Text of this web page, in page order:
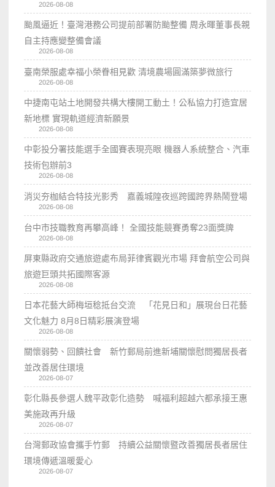
2026-08-08
颱風逼近！臺灣港務公司提前部署防颱整備 周永暉董事長親
自主持應變整備會議
2026-08-08
臺南榮服處幸福小榮眷相見歡 清境農場圓滿築夢微旅行
2026-08-08
中捷南屯站土地開發共構大樓開工動土！公私協力打造宜居
新地標 實現軌道經濟新願景
2026-08-08
中彰投分署技能選手全國賽表現亮眼 機器人系統整合、汽車
技術包辦前3
2026-08-08
消災夯枷結合特技光影秀 嘉義城隍夜巡跨國跨界熱鬧登場
2026-08-08
台中市技職教育再攀高峰！ 全國技能競賽勇奪23面獎牌
2026-08-08
屏東縣政府交通旅遊處布局菲律賓觀光市場 拜會航空公司與
旅遊巨頭共拓國際客源
2026-08-08
日本花藝大師梅垣稔抵台交流 「花見日和」展現台日花藝
文化魅力 8月8日精彩展演登場
2026-08-08
關懷弱勢、回饋社會 新竹郵局前進新埔關懷慰問獨居長者
並改善居住環境
2026-08-07
彰化縣長參選人魏平政彰化造勢 喊福利超越六都承接王惠
美施政再升級
2026-08-07
台灣郵政協會攜手竹郵 持續公益關懷暨改善獨居長者居住
環境傳遞溫暖愛心
2026-08-07